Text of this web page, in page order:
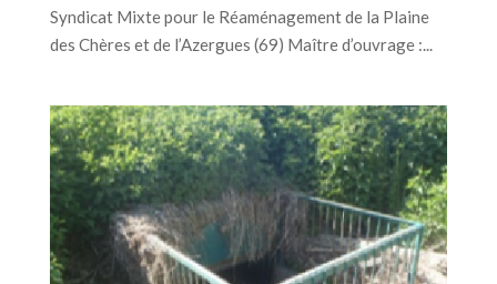
Syndicat Mixte pour le Réaménagement de la Plaine
des Chères et de l’Azergues (69) Maître d’ouvrage :...